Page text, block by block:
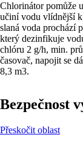
Chlorinátor pomůže
učiní vodu vlídnější k
slaná voda prochází
který dezinfikuje
chlóru 2 g/h, min.
časovač, napojit se
8,3 m3.
Bezpečnost
Přeskočit oblast